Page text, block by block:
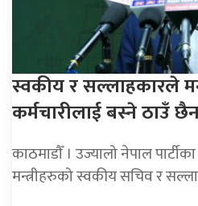
स्वकीय र सल्लाहकारले
कर्मचारीलाई बस्ने ठाउँ
काठमाडाैँ । उज्यालो नेपाल
मन्त्रीहरुको स्वकीय सचिव र